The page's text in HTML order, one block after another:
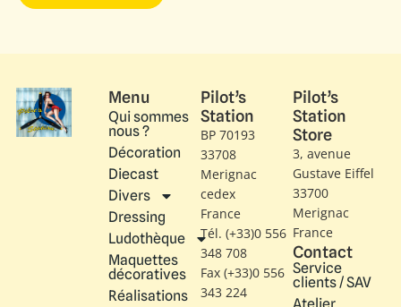
Menu
Qui sommes
nous ?
Décoration
Diecast
Divers
Dressing
Ludothèque
Maquettes
décoratives
Réalisations
Pilot’s
Station
BP 70193
33708
Merignac
cedex
France
Tél. (+33)0 556
348 708
Fax (+33)0 556
343 224
Pilot’s
Station
Store
3, avenue
Gustave Eiffel​
33700
Merignac
France
Contact
Service
clients / SAV